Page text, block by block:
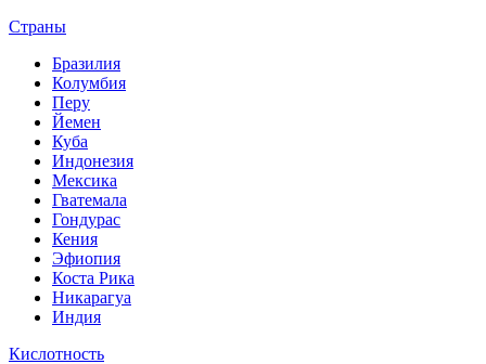
Страны
Бразилия
Колумбия
Перу
Йемен
Куба
Индонезия
Мексика
Гватемала
Гондурас
Кения
Эфиопия
Коста Рика
Никарагуа
Индия
Кислотность